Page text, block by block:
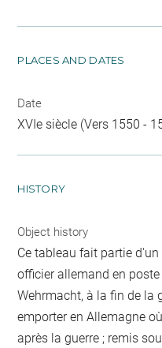
PLACES AND DATES
Date
XVIe siècle (Vers 1550 -
HISTORY
Object history
Ce tableau fait partie
officier allemand en
Wehrmacht, à la fin de la
emporter en Allemagne
après la guerre ; remis